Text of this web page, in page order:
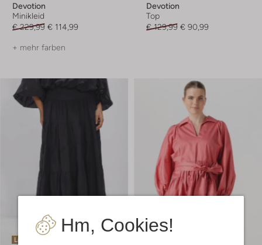
Hm, Cookies!
Devotion
Minikleid
€ 229,99 € 114,99
+ mehr farben
Devotion
Top
€ 129,99 € 90,99
Letzter Artikel